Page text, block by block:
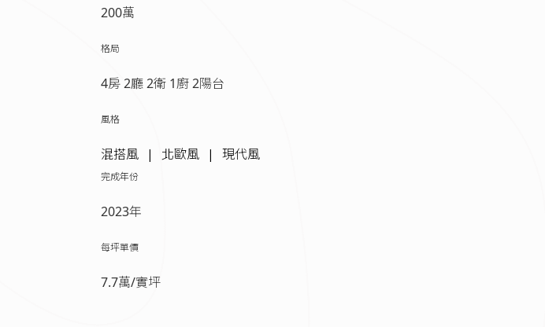
200萬
格局
4房 2廳 2衛 1廚 2陽台
風格
混搭風 北歐風 現代風
完成年份
2023年
每坪單價
7.7萬/實坪